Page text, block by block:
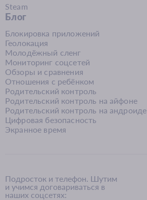
Steam
Блог
Блокировка приложений
Геолокация
Молодёжный сленг
Мониторинг соцсетей
Обзоры и сравнения
Отношения с ребёнком
Родительский контроль
Родительский контроль на айфоне
Родительский контроль на андроиде
Цифровая безопасность
Экранное время
Подросток и телефон. Шутим
и учимся договариваться в
наших соцсетях: